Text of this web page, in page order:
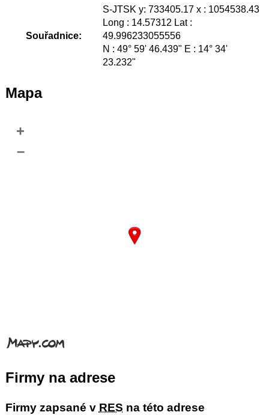
Souřadnice:
S-JTSK y: 733405.17 x : 1054538.43
Long : 14.57312 Lat :
49.996233055556
N : 49° 59' 46.439" E : 14° 34'
23.232"
Mapa
+
–
Firmy na adrese
Firmy zapsané v RES na této adrese